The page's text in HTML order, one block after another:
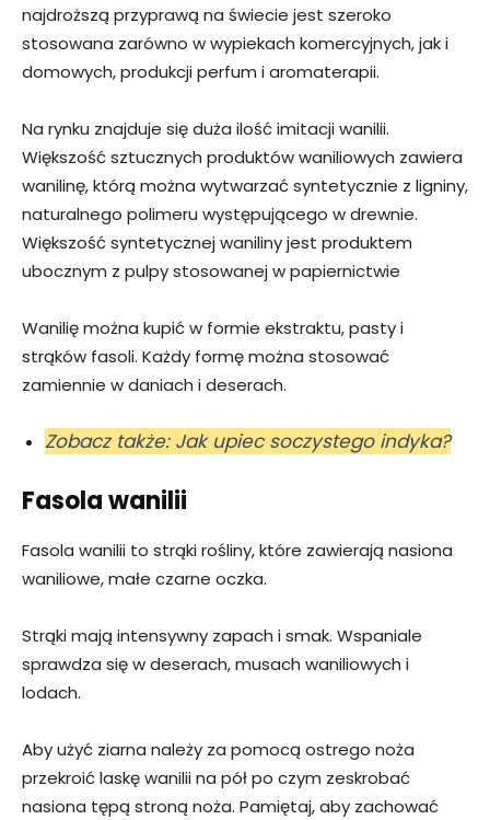
najdroższą przyprawą na świecie jest szeroko
stosowana zarówno w wypiekach komercyjnych, jak i
domowych, produkcji perfum i aromaterapii.
Na rynku znajduje się duża ilość imitacji wanilii.
Większość sztucznych produktów waniliowych zawiera
wanilinę, którą można wytwarzać syntetycznie z ligniny,
naturalnego polimeru występującego w drewnie.
Większość syntetycznej waniliny jest produktem
ubocznym z pulpy stosowanej w papiernictwie
Wanilię można kupić w formie ekstraktu, pasty i
strąków fasoli. Każdy formę można stosować
zamiennie w daniach i deserach.
Zobacz także: Jak upiec soczystego indyka?
Fasola wanilii
Fasola wanilii to strąki rośliny, które zawierają nasiona
waniliowe, małe czarne oczka.
Strąki mają intensywny zapach i smak. Wspaniale
sprawdza się w deserach, musach waniliowych i
lodach.
Aby użyć ziarna należy za pomocą ostrego noża
przekroić laskę wanilii na pół po czym zeskrobać
nasiona tępą stroną noża. Pamiętaj, aby zachować